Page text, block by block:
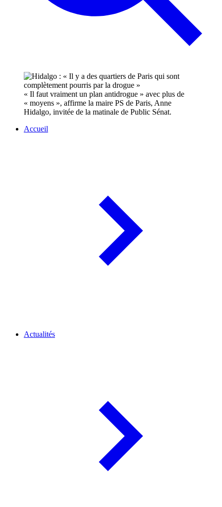
« Il faut vraiment un plan antidrogue » avec plus de
« moyens », affirme la maire PS de Paris, Anne
Hidalgo, invitée de la matinale de Public Sénat.
Accueil
Actualités